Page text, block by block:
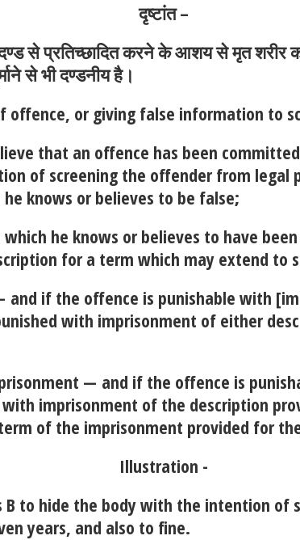
दृष्टांत –
से प्रतिच्छादित करने के आशय से मृत शरीर
से भी दण्डनीय है।
offence, or giving false information to
that an offence has been
of screening the offender from
knows or believes to be false;
he knows or believes to have
for a term which may extend to
and if the offence is punishable with
with imprisonment of either
— and if the offence is
imprisonment of the description
of the imprisonment provided for
Illustration -
B to hide the body with the intention of
years, and also to fine.